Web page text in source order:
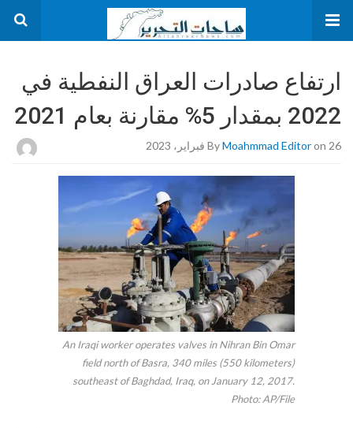
ارتفاع صادرات العراق النفطية في
2022 بمقدار 5% مقارنة بعام 2021
ByMoahmmad Editoron 26 فبراير، 2023
An Iraqi worker operates valves in Nihran Bin Omar
field north of Basra, 340 miles (550 kilometers)
southeast of Baghdad, Iraq, on January 12, 2017.
Photo: AP/File